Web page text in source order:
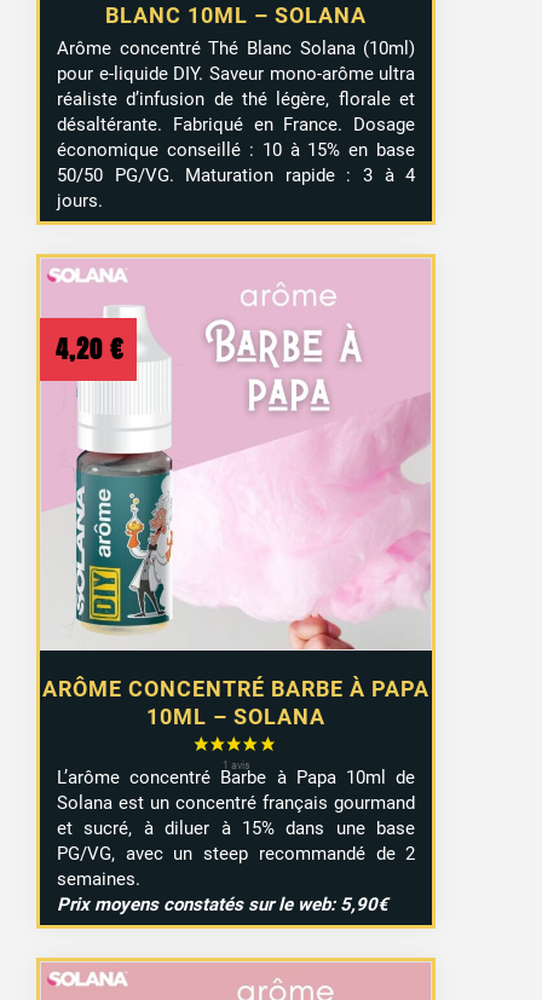
BLANC 10ML – SOLANA
Arôme concentré Thé Blanc Solana (10ml)
pour e-liquide DIY. Saveur mono-arôme ultra
réaliste d’infusion de thé légère, florale et
désaltérante. Fabriqué en France. Dosage
économique conseillé : 10 à 15% en base
50/50 PG/VG. Maturation rapide : 3 à 4
jours.
ARÔME CONCENTRÉ BARBE À PAPA
10ML – SOLANA
4,20 €
L’arôme concentré Barbe à Papa 10ml de
Solana est un concentré français gourmand
et sucré, à diluer à 15% dans une base
PG/VG, avec un steep recommandé de 2
semaines.
Prix moyens constatés sur le web: 5,90€